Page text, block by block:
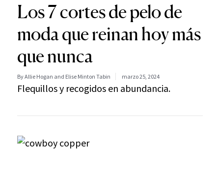
Los 7 cortes de pelo de
moda que reinan hoy más
que nunca
By Allie Hogan and Elise Minton Tabin marzo 25, 2024
Flequillos y recogidos en abundancia.